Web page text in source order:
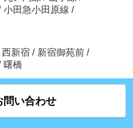
小田急小田原線 /
西新宿 / 新宿御苑前 /
曙橋
問い合わせ